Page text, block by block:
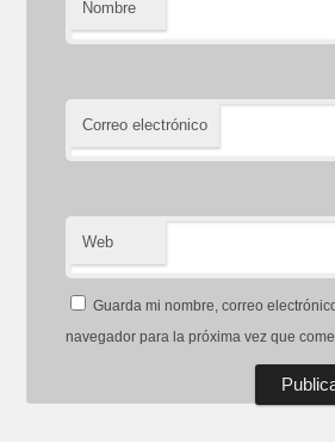
Nombre
Correo electrónico
Web
Guarda mi nombre, correo
navegador para la próxima vez que